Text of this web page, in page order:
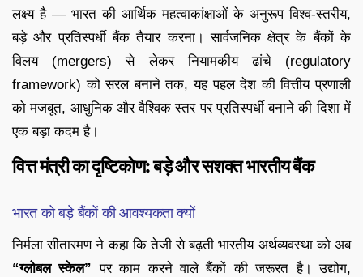
लक्ष्य है — भारत की आर्थिक महत्वाकांक्षाओं के अनुरूप विश्व-स्तरीय,
बड़े और प्रतिस्पर्धी बैंक तैयार करना। सार्वजनिक क्षेत्र के बैंकों के
विलय (mergers) से लेकर नियामकीय ढांचे (regulatory
framework) को सरल बनाने तक, यह पहल देश की वित्तीय प्रणाली
को मजबूत, आधुनिक और वैश्विक स्तर पर प्रतिस्पर्धी बनाने की दिशा में
एक बड़ा कदम है।
वित्त मंत्री का दृष्टिकोण: बड़े और सशक्त भारतीय बैंक
भारत को बड़े बैंकों की आवश्यकता क्यों
निर्मला सीतारमण ने कहा कि तेजी से बढ़ती भारतीय अर्थव्यवस्था को अब
“ग्लोबल स्केल” पर काम करने वाले बैंकों की जरूरत है। उद्योग,